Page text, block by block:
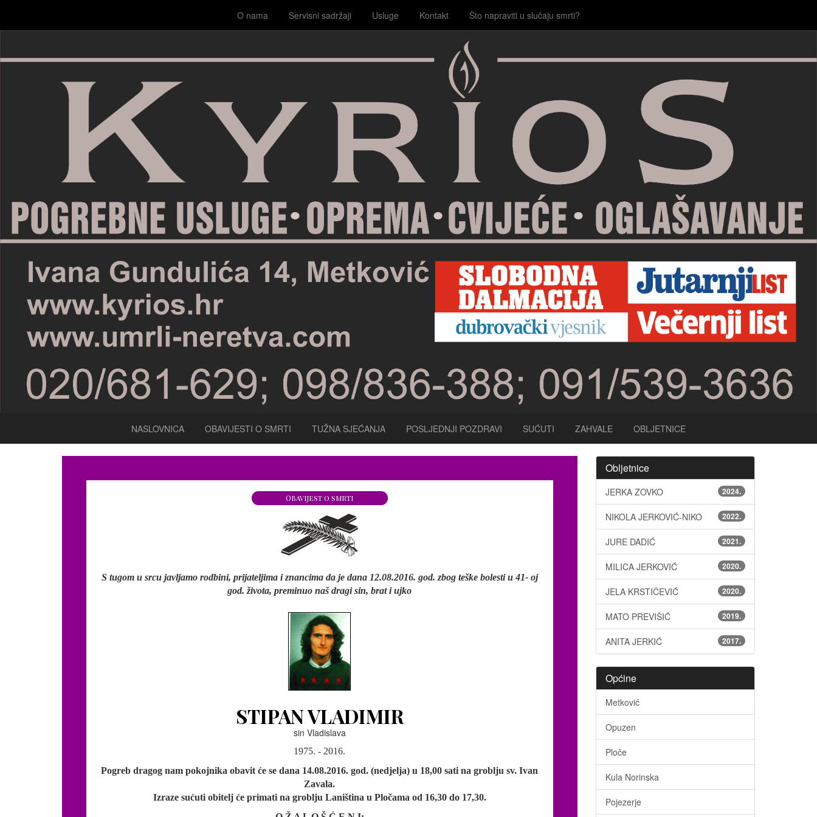
O nama Servisni sadržaji Usluge Kontakt Što napraviti u slučaju smrti?
NASLOVNICA OBAVIJESTI O SMRTI TUŽNA SJEĆANJA POSLJEDNJI POZDRAVI SUĆUTI ZAHVALE OBLJETNICE
Obavijest o smrti
S tugom u srcu javljamo rodbini, prijateljima i znancima da je dana 12.08.2016. god. zbog teške bolesti u 41- oj
god. života, preminuo naš dragi sin, brat i ujko
STIPAN VLADIMIR
sin Vladislava
1975. - 2016.
Pogreb dragog nam pokojnika obavit će se dana 14.08.2016. god. (nedjelja) u 18,00 sati na groblju sv. Ivan
Zavala.
Izraze sućuti obitelj će primati na groblju Laniština u Pločama od 16,30 do 17,30.
Obljetnice
JERKA ZOVKO 2024.
NIKOLA JERKOVIĆ-NIKO 2022.
JURE DADIĆ 2021.
MILICA JERKOVIĆ 2020.
JELA KRSTIČEVIĆ 2020.
MATO PREVIŠIĆ 2019.
ANITA JERKIĆ 2017.
Općine
Metković
Opuzen
Ploče
Kula Norinska
Pojezerje